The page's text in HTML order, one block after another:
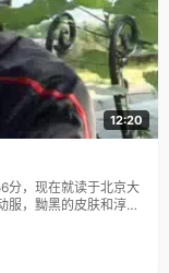
12:20
分，现在就读于北京大
语简洁，回答坦率、
放松下来，看着其他